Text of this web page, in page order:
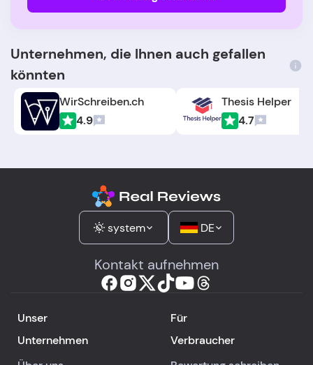
Unternehmen, die Ihnen auch gefallen
könnten
WirSchreiben.ch
4.9
Thesis Helper
4.7
system DE
Kontakt aufnehmen
Unser
Unternehmen
Für
Verbraucher